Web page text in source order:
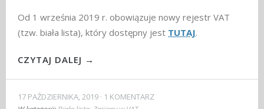
Od 1 września 2019 r. obowiązuje nowy rejestr VAT
(tzw. biała lista), który dostępny jest TUTAJ.
CZYTAJ DALEJ →
17 PAŹDZIERNIKA, 2019
1 KOMENTARZ